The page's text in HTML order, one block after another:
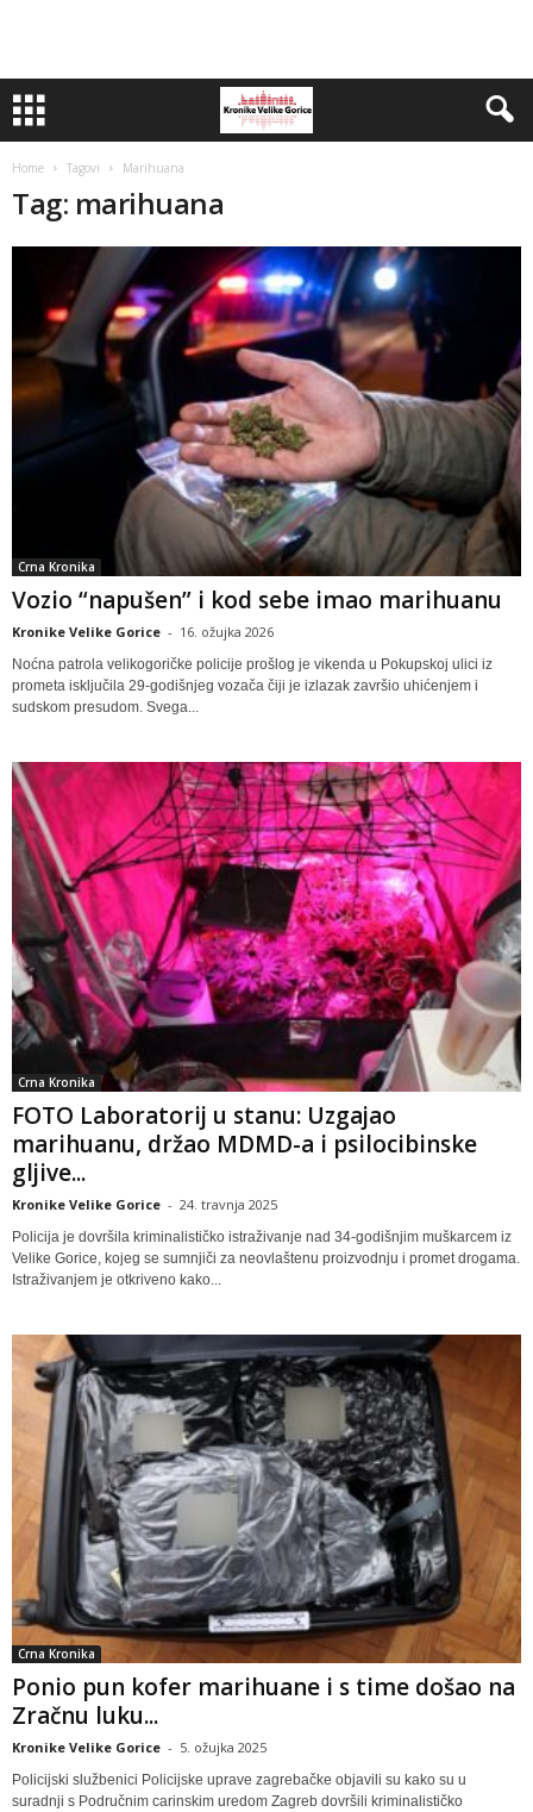
Home Tagovi Marihuana
Tag: marihuana
Crna Kronika
Vozio “napušen” i kod sebe imao marihuanu
Kronike Velike Gorice - 16. ožujka 2026
Noćna patrola velikogoričke policije prošlog je vikenda u Pokupskoj ulici iz
prometa isključila 29-godišnjeg vozača čiji je izlazak završio uhićenjem i
sudskom presudom. Svega...
Crna Kronika
FOTO Laboratorij u stanu: Uzgajao
marihuanu, držao MDMD-a i psilocibinske
gljive...
Kronike Velike Gorice - 24. travnja 2025
Policija je dovršila kriminalističko istraživanje nad 34-godišnjim muškarcem iz
Velike Gorice, kojeg se sumnjiči za neovlaštenu proizvodnju i promet drogama.
Istraživanjem je otkriveno kako...
Crna Kronika
Ponio pun kofer marihuane i s time došao na
Zračnu luku...
Kronike Velike Gorice - 5. ožujka 2025
Policijski službenici Policijske uprave zagrebačke objavili su kako su u
suradnji s Područnim carinskim uredom Zagreb dovršili kriminalističko